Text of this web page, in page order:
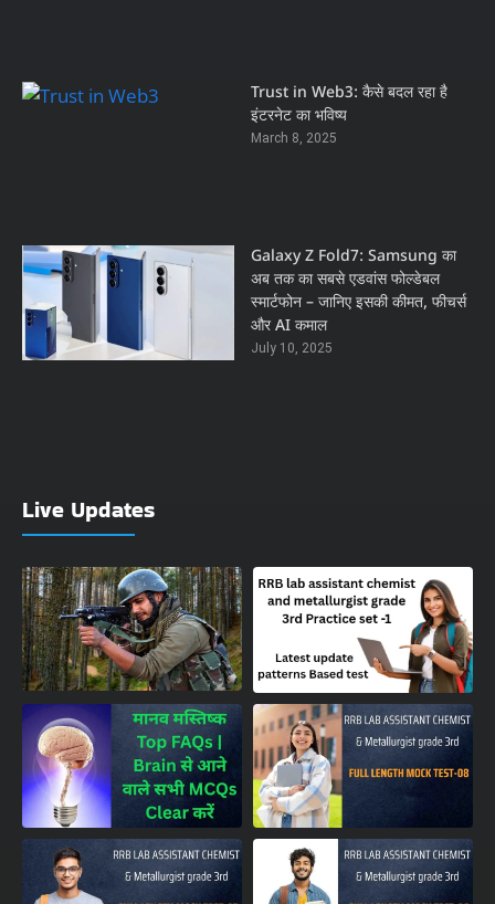
Trust in Web3: कैसे बदल रहा है
इंटरनेट का भविष्य
March 8, 2025
Galaxy Z Fold7: Samsung का
अब तक का सबसे एडवांस फोल्डेबल
स्मार्टफोन – जानिए इसकी कीमत, फीचर्स
और AI कमाल
July 10, 2025
Live Updates